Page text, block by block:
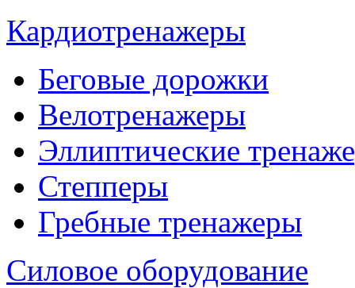
Кардиотренажеры
Беговые дорожки
Велотренажеры
Эллиптические
Степперы
Гребные тренажеры
Силовое оборудование